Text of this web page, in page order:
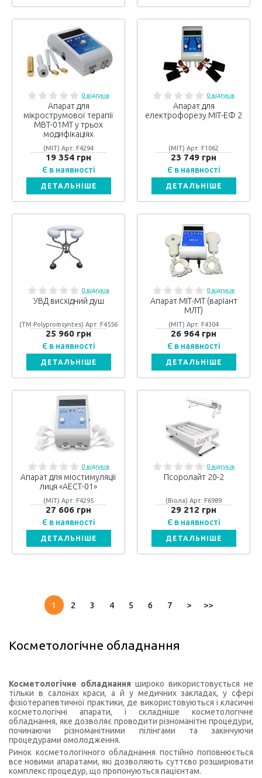
0 відгуків
Апарат для
мікрострумової терапії
МВТ-01МТ у трьох
модифікаціях
(МІТ) Арт: F4294
19 354 грн
Є в наявності
ДЕТАЛЬНІШЕ
0 відгуків
Апарат для
електрофорезу МІТ-ЕФ 2
(МІТ) Арт: F1062
23 749 грн
Є в наявності
ДЕТАЛЬНІШЕ
0 відгуків
УВД висхідний душ
(ТМ Polypromsyntes) Арт: F4556
25 960 грн
Є в наявності
ДЕТАЛЬНІШЕ
0 відгуків
Апарат МІТ-МТ (варіант
МЛТ)
(МІТ) Арт: F4304
26 964 грн
Є в наявності
ДЕТАЛЬНІШЕ
0 відгуків
Апарат для міостимуляції
лиця «АЕСТ-01»
(МІТ) Арт: F4295
27 606 грн
Є в наявності
ДЕТАЛЬНІШЕ
0 відгуків
Псоролайт 20-2
(Віола) Арт: F6989
29 212 грн
Є в наявності
ДЕТАЛЬНІШЕ
1 2 3 4 5 6 7 > >>
Косметологічне обладнання
Косметологічне обладнання широко використовується не
тільки в салонах краси, а й у медичних закладах, у сфері
фізіотерапевтичної практики, де використовуються і класичні
косметологічні апарати, і складніше косметологічне
обладнання, яке дозволяє проводити різноманітні процедури,
починаючи різноманітними пілінгами та закінчуючи
процедурами омолодження.
Ринок косметологічного обладнання постійно поповнюється
все новими апаратами, які дозволяють суттєво розширювати
комплекс процедур, що пропонуються пацієнтам.